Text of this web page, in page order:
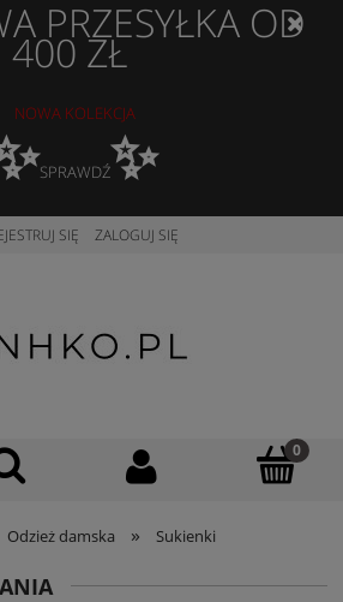
PRZESYŁKA OD
400 ZŁ
NOWA KOLEKCJA
SPRAWDŹ✨
SIĘ ZALOGUJ SIĘ
Odzież damska » Sukienki